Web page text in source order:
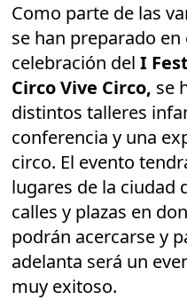
Como parte de las
se han preparado
celebración delI
Circo Vive Circo, se
distintos talleres
conferencia y una
circo. El evento
lugares de la ciudad
calles y plazas en
podrán acercarse y
adelanta será un
muy exitoso.